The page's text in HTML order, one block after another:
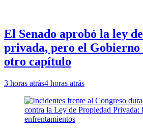
El Senado aprobó la ley
privada, pero el
otro capítulo
3 horas atrás4 horas atrás